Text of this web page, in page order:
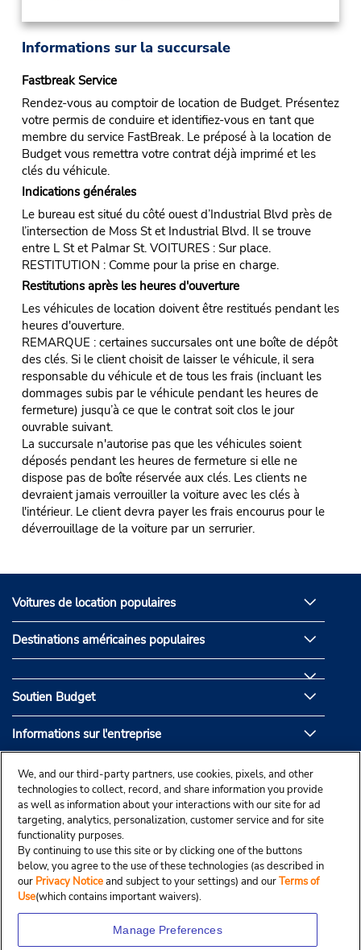
Informations sur la succursale
Fastbreak Service
Rendez-vous au comptoir de location de Budget. Présentez
votre permis de conduire et identifiez-vous en tant que
membre du service FastBreak. Le préposé à la location de
Budget vous remettra votre contrat déjà imprimé et les
clés du véhicule.
Indications générales
Le bureau est situé du côté ouest d’Industrial Blvd près de
l’intersection de Moss St et Industrial Blvd. Il se trouve
entre L St et Palmar St. VOITURES : Sur place.
RESTITUTION : Comme pour la prise en charge.
Restitutions après les heures d'ouverture
Les véhicules de location doivent être restitués pendant les
heures d'ouverture.
REMARQUE : certaines succursales ont une boîte de dépôt
des clés. Si le client choisit de laisser le véhicule, il sera
responsable du véhicule et de tous les frais (incluant les
dommages subis par le véhicule pendant les heures de
fermeture) jusqu’à ce que le contrat soit clos le jour
ouvrable suivant.
La succursale n'autorise pas que les véhicules soient
déposés pendant les heures de fermeture si elle ne
dispose pas de boîte réservée aux clés. Les clients ne
devraient jamais verrouiller la voiture avec les clés à
l'intérieur. Le client devra payer les frais encourus pour le
déverrouillage de la voiture par un serrurier.
Voitures de location populaires
Destinations américaines populaires
Soutien Budget
Informations sur l'entreprise
Partenaires de Budget
We, and our third-party partners, use cookies, pixels, and other
technologies to collect, record, and share information you provide
as well as information about your interactions with our site for ad
targeting, analytics, personalization, customer service and for site
functionality purposes.
By continuing to use this site or by clicking one of the buttons
below, you agree to the use of these technologies (as described in
our Privacy Noticeand subject to your settings) and ourTerms of
Use(which contains important waivers).
Manage Preferences